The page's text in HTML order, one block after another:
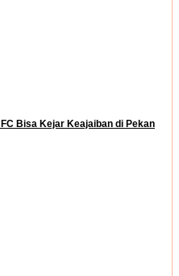
Bisa Kejar Keajaiban di Pekan